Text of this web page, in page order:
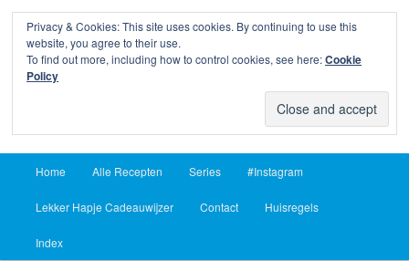
Lekker Hapje
Skip
to
primary
Skip
to
secondary
Home Alle Recepten Series #Instagram
Lekker Hapje Cadeauwijzer Contact Huisregels
Index
Privacy & Cookies: This site uses cookies. By continuing to use this
website, you agree to their use.
To find out more, including how to control cookies, see here:Cookie
Policy